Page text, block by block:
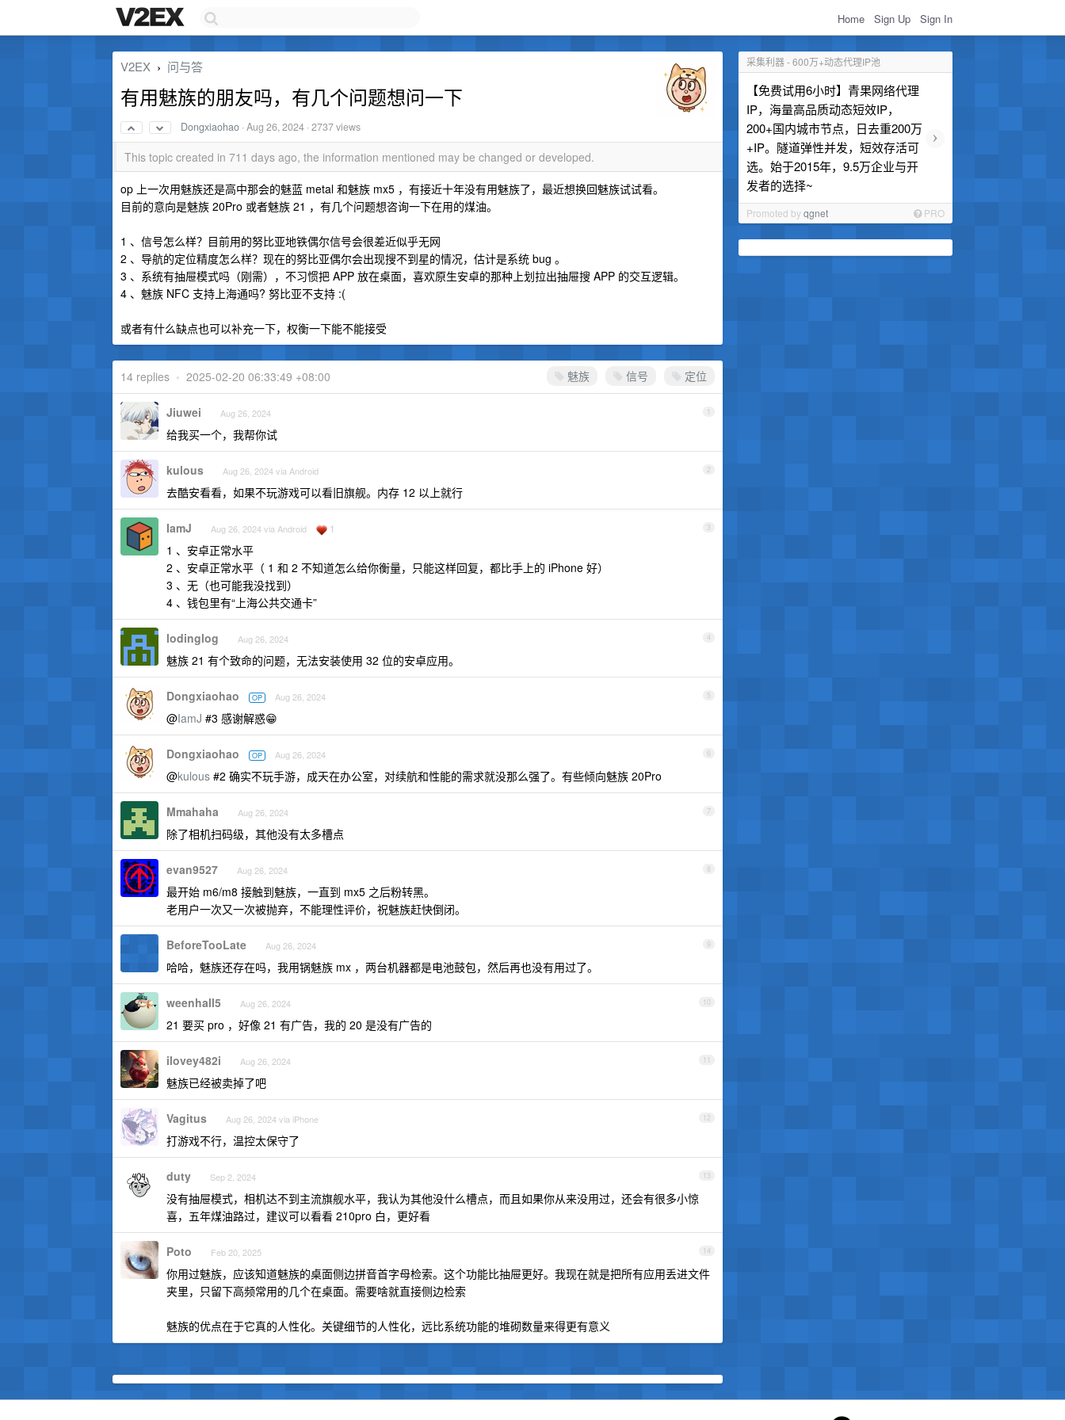
Home Sign Up Sign In
采集利器 - 600万+动态代理IP池
【免费试用6小时】青果网络代理
IP，海量高品质动态短效IP，
200+国内城市节点，日去重200万
+IP。隧道弹性并发，短效存活可
选。始于2015年，9.5万企业与开
发者的选择~
›
Promoted byqgnet PRO
V2EX › 问与答
有用魅族的朋友吗，有几个问题想问一下
Dongxiaohao ·Aug 26, 2024 · 2737 views
This topic created in 711 days ago, the information mentioned may be changed or developed.
op 上一次用魅族还是高中那会的魅蓝 metal 和魅族 mx5 ，有接近十年没有用魅族了，最近想换回魅族试试看。
目前的意向是魅族 20Pro 或者魅族 21 ，有几个问题想咨询一下在用的煤油。
1 、信号怎么样？目前用的努比亚地铁偶尔信号会很差近似乎无网
2 、导航的定位精度怎么样？现在的努比亚偶尔会出现搜不到星的情况，估计是系统 bug 。
3 、系统有抽屉模式吗（刚需），不习惯把 APP 放在桌面，喜欢原生安卓的那种上划拉出抽屉搜 APP 的交互逻辑。
4 、魅族 NFC 支持上海通吗? 努比亚不支持 :(
或者有什么缺点也可以补充一下，权衡一下能不能接受
魅族 信号 定位
14 replies • 2025-02-20 06:33:49 +08:00
1
Jiuwei Aug 26, 2024
给我买一个，我帮你试
2
kulous Aug 26, 2024 via Android
去酷安看看，如果不玩游戏可以看旧旗舰。内存 12 以上就行
3
IamJ Aug 26, 2024 via Android 1
1 、安卓正常水平
2 、安卓正常水平（ 1 和 2 不知道怎么给你衡量，只能这样回复，都比手上的 iPhone 好）
3 、无（也可能我没找到）
4 、钱包里有“上海公共交通卡”
4
lodinglog Aug 26, 2024
魅族 21 有个致命的问题，无法安装使用 32 位的安卓应用。
5
Dongxiaohao OP Aug 26, 2024
@IamJ #3 感谢解惑😁
6
Dongxiaohao OP Aug 26, 2024
@kulous #2 确实不玩手游，成天在办公室，对续航和性能的需求就没那么强了。有些倾向魅族 20Pro
7
Mmahaha Aug 26, 2024
除了相机扫码级，其他没有太多槽点
8
evan9527 Aug 26, 2024
最开始 m6/m8 接触到魅族，一直到 mx5 之后粉转黑。
老用户一次又一次被抛弃，不能理性评价，祝魅族赶快倒闭。
9
BeforeTooLate Aug 26, 2024
哈哈，魅族还存在吗，我用锅魅族 mx ，两台机器都是电池鼓包，然后再也没有用过了。
10
weenhall5 Aug 26, 2024
21 要买 pro ，好像 21 有广告，我的 20 是没有广告的
11
ilovey482i Aug 26, 2024
魅族已经被卖掉了吧
12
Vagitus Aug 26, 2024 via iPhone
打游戏不行，温控太保守了
13
duty Sep 2, 2024
没有抽屉模式，相机达不到主流旗舰水平，我认为其他没什么槽点，而且如果你从来没用过，还会有很多小惊
喜，五年煤油路过，建议可以看看 210pro 白，更好看
14
Poto Feb 20, 2025
你用过魅族，应该知道魅族的桌面侧边拼音首字母检索。这个功能比抽屉更好。我现在就是把所有应用丢进文件
夹里，只留下高频常用的几个在桌面。需要啥就直接侧边检索
魅族的优点在于它真的人性化。关键细节的人性化，远比系统功能的堆砌数量来得更有意义